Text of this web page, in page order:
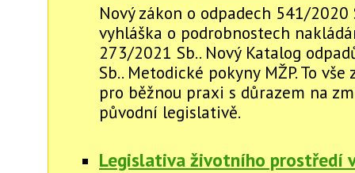
Nový zákon o odpadech 541/2020
vyhláška o podrobnostech
273/2021 Sb.. Nový Katalog
Sb.. Metodické pokyny MŽP. To vše
pro běžnou praxi s důrazem na
původní legislativě.
Legislativa životního prostředí